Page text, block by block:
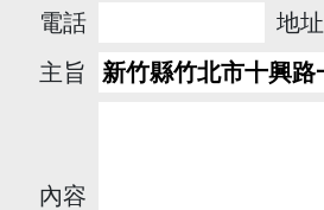
電話
地址
主旨
內容